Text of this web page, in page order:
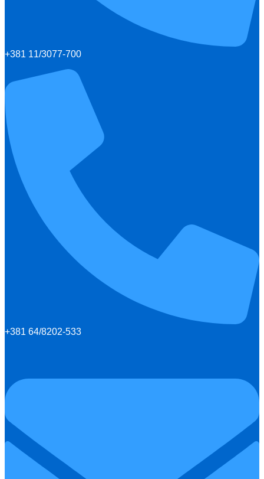
+381 11/3077-700
+381 64/8202-533